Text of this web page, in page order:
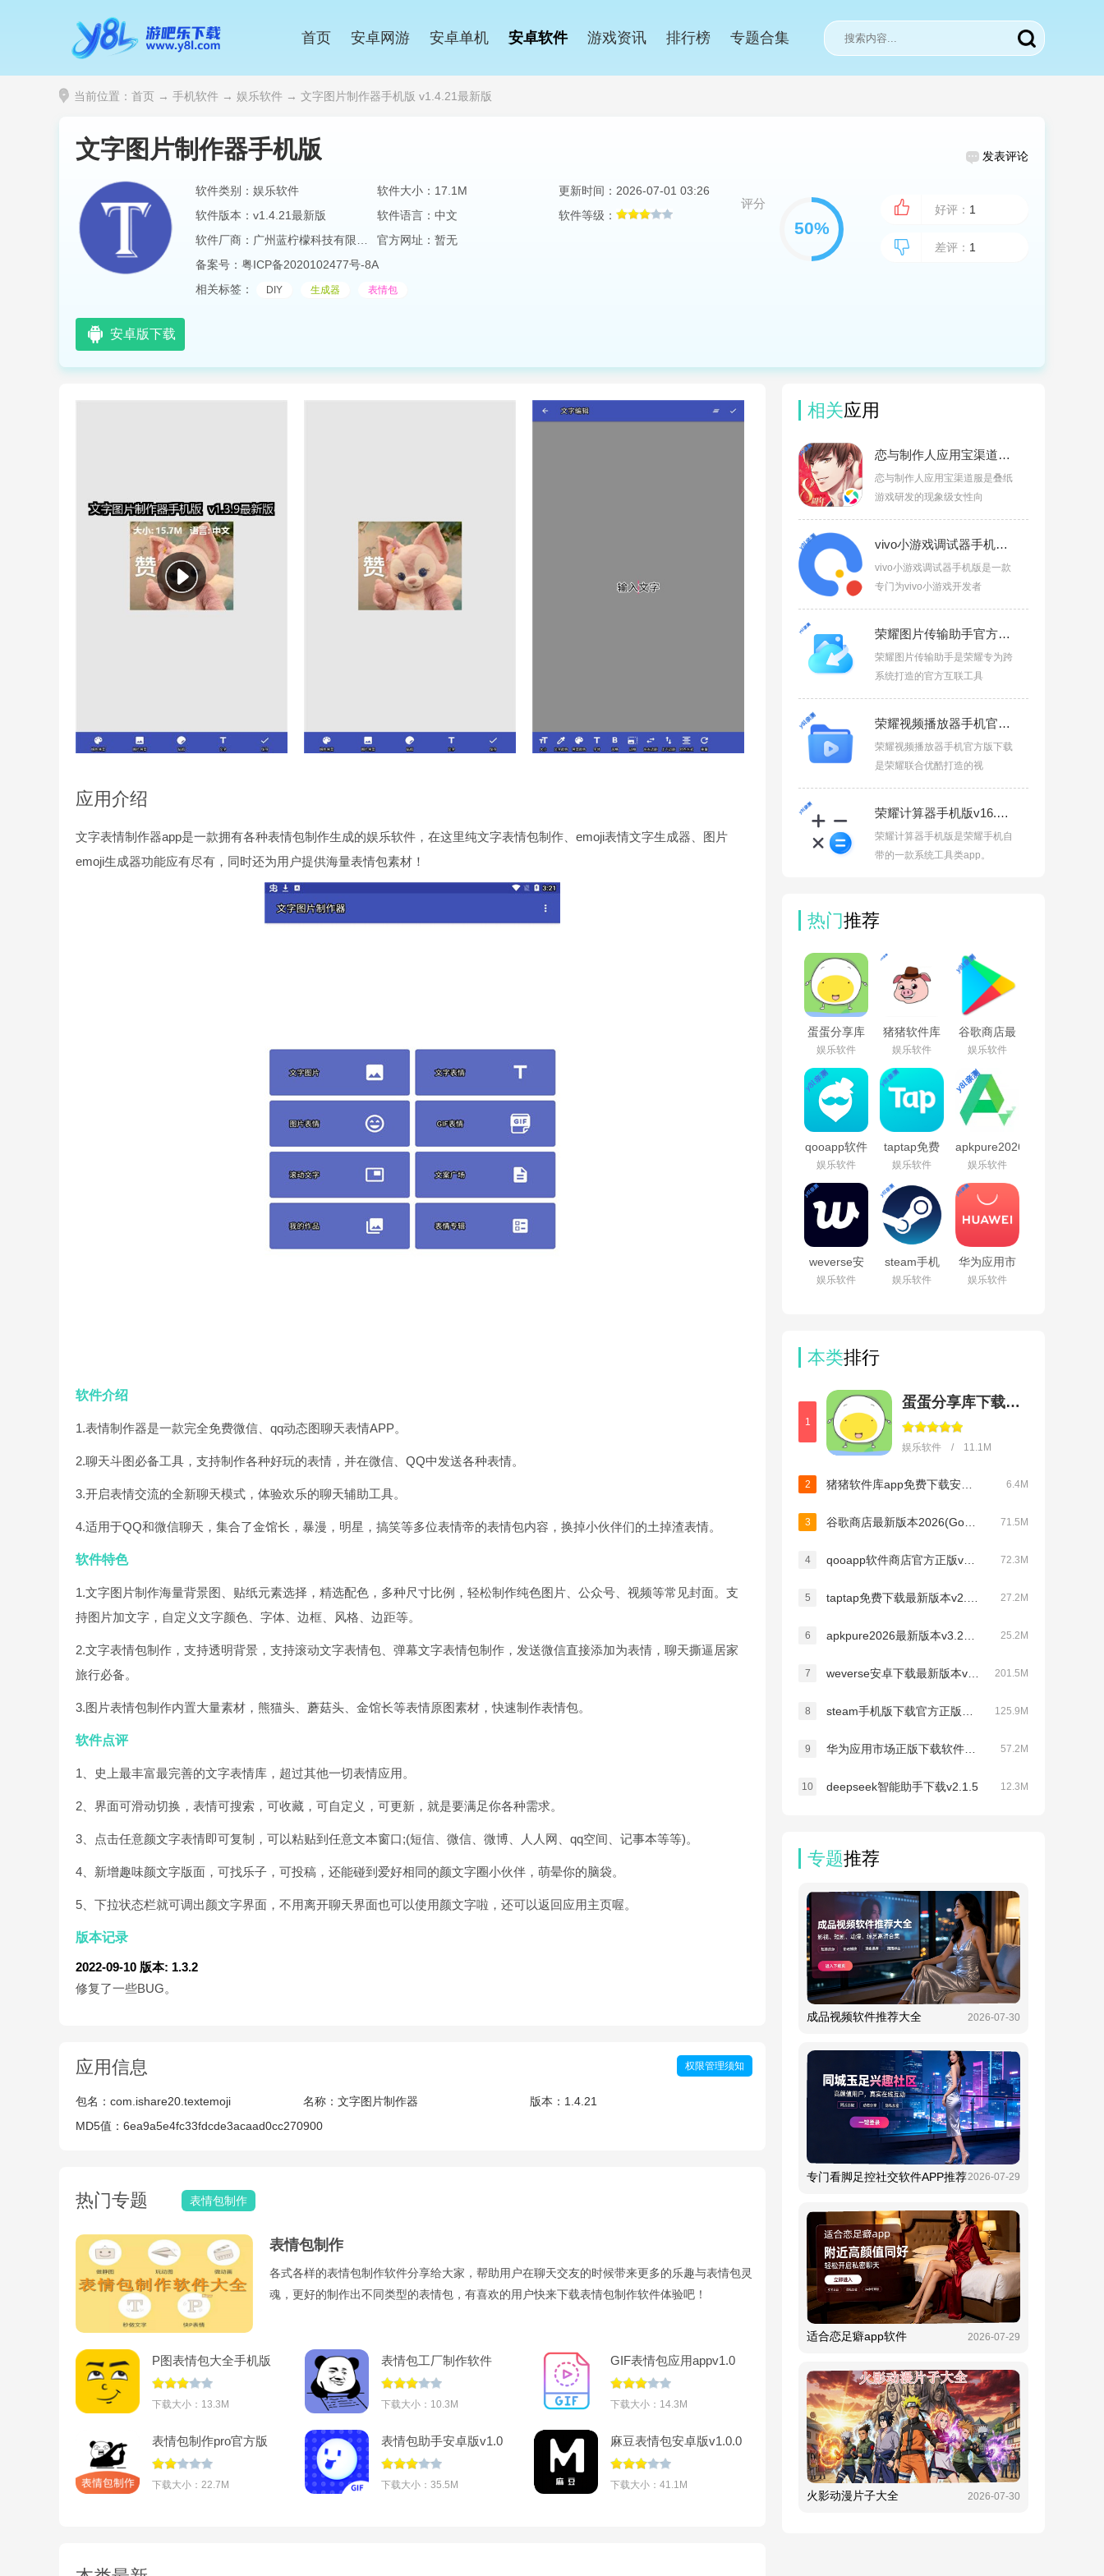
首页 安卓网游 安卓单机 安卓软件 游戏资讯 排行榜 专题合集
当前位置： 首页 → 手机软件 → 娱乐软件 → 文字图片制作器手机版 v1.4.21最新版
文字图片制作器手机版 发表评论
软件类别：娱乐软件 软件大小：17.1M
更新时间：2026-07-01 03:26
软件版本：v1.4.21最新版
软件语言：中文
软件等级：
官方网址：暂无
备案号： 粤ICP备2020102477号-8A
相关标签：
DIY 生成器 表情包
评分 好评： 1
差评： 1
安卓版下载
应用介绍
文字表情制作器app是一款拥有各种表情包制作生成的娱乐软件，在这里纯文字表情包制作、emoji表情文字生成器、图片
emoji生成器功能应有尽有，同时还为用户提供海量表情包素材！
软件介绍
1.表情制作器是一款完全免费微信、qq动态图聊天表情APP。
2.聊天斗图必备工具，支持制作各种好玩的表情，并在微信、QQ中发送各种表情。
3.开启表情交流的全新聊天模式，体验欢乐的聊天辅助工具。
4.适用于QQ和微信聊天，集合了金馆长，暴漫，明星，搞笑等多位表情帝的表情包内容，换掉小伙伴们的土掉渣表情。
软件特色
1.文字图片制作海量背景图、贴纸元素选择，精选配色，多种尺寸比例，轻松制作纯色图片、公众号、视频等常见封面。支
持图片加文字，自定义文字颜色、字体、边框、风格、边距等。
2.文字表情包制作，支持透明背景，支持滚动文字表情包、弹幕文字表情包制作，发送微信直接添加为表情，聊天撕逼居家
旅行必备。
3.图片表情包制作内置大量素材，熊猫头、蘑菇头、金馆长等表情原图素材，快速制作表情包。
软件点评
1、史上最丰富最完善的文字表情库，超过其他一切表情应用。
2、界面可滑动切换，表情可搜索，可收藏，可自定义，可更新，就是要满足你各种需求。
3、点击任意颜文字表情即可复制，可以粘贴到任意文本窗口;(短信、微信、微博、人人网、qq空间、记事本等等)。
4、新增趣味颜文字版面，可找乐子，可投稿，还能碰到爱好相同的颜文字圈小伙伴，萌晕你的脑袋。
5、下拉状态栏就可调出颜文字界面，不用离开聊天界面也可以使用颜文字啦，还可以返回应用主页喔。
版本记录
2022-09-10 版本: 1.3.2
修复了一些BUG。
应用信息 权限管理须知
包名： com.ishare20.textemoji 名称： 文字图片制作器 版本： 1.4.21
MD5值： 6ea9a5e4fc33fdcde3acaad0cc270900
热门专题 表情包制作
表情包制作
各式各样的表情包制作软件分享给大家，帮助用户在聊天交友的时候带来更多的乐趣与表情包灵
魂，更好的制作出不同类型的表情包，有喜欢的用户快来下载表情包制作软件体验吧！
P图表情包大全手机版
v1.0.5
下载大小：13.3M
表情包工厂制作软件
v1.0
下载大小：10.3M
GIF表情包应用appv1.0
下载大小：14.3M
表情包制作pro官方版
v1.0
下载大小：22.7M
表情包助手安卓版v1.0
下载大小：35.5M
麻豆表情包安卓版v1.0.0
手机版
下载大小：41.1M
相关应用
恋与制作人应用宝渠道服v1.37.1204
恋与制作人应用宝渠道服是叠纸
游戏研发的现象级女性向
vivo小游戏调试器手机版v1.20.1.103
vivo小游戏调试器手机版是一款
专门为vivo小游戏开发者
荣耀图片传输助手官方版v9.0.4.300
荣耀图片传输助手是荣耀专为跨
系统打造的官方互联工具
荣耀视频播放器手机官方版下载v80.1.0.20
荣耀视频播放器手机官方版下载
是荣耀联合优酷打造的视
荣耀计算器手机版v16.0.3.302
荣耀计算器手机版是荣耀手机自
带的一款系统工具类app。
热门推荐
蛋蛋分享库
下载安装手
机版v1.1.4
娱乐软件
猪猪软件库
app免费下
载安装v3.5
娱乐软件
谷歌商店最
新版本
2026(Google
Play 商
店)v52.4.41-
34 [0] [PR]
953053140
娱乐软件
qooapp软件
商店官方正
版v9.3.0
娱乐软件
taptap免费
下载最新版
本v2.96.8-
rel.100000
娱乐软件
apkpure2026
最新版本
v3.20.7609
娱乐软件
weverse安
卓下载最新
版本v3.16.1
娱乐软件
steam手机
版下载官方
正版最新版
娱乐软件
华为应用市
场正版下载
软件商店
娱乐软件
本类排行
1
蛋蛋分享库下载安装手机版
娱乐软件 / 11.1M
2 6.4M
3 71.5M
4 72.3M
5 27.2M
6 25.2M
7 201.5M
8 125.9M
9 57.2M
10 deepseek智能助手下载v2.1.5 12.3M
专题推荐
成品视频软件推荐大全 2026-07-30
专门看脚足控社交软件APP推荐2026-07-29
适合恋足癖app软件 2026-07-29
火影动漫片子大全 2026-07-30